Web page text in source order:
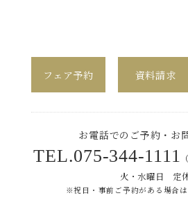
フェア予約 資料請求
お電話でのご予約・お
TEL.075-344-1111
火・水曜日 定
※祝日・事前ご予約がある場合